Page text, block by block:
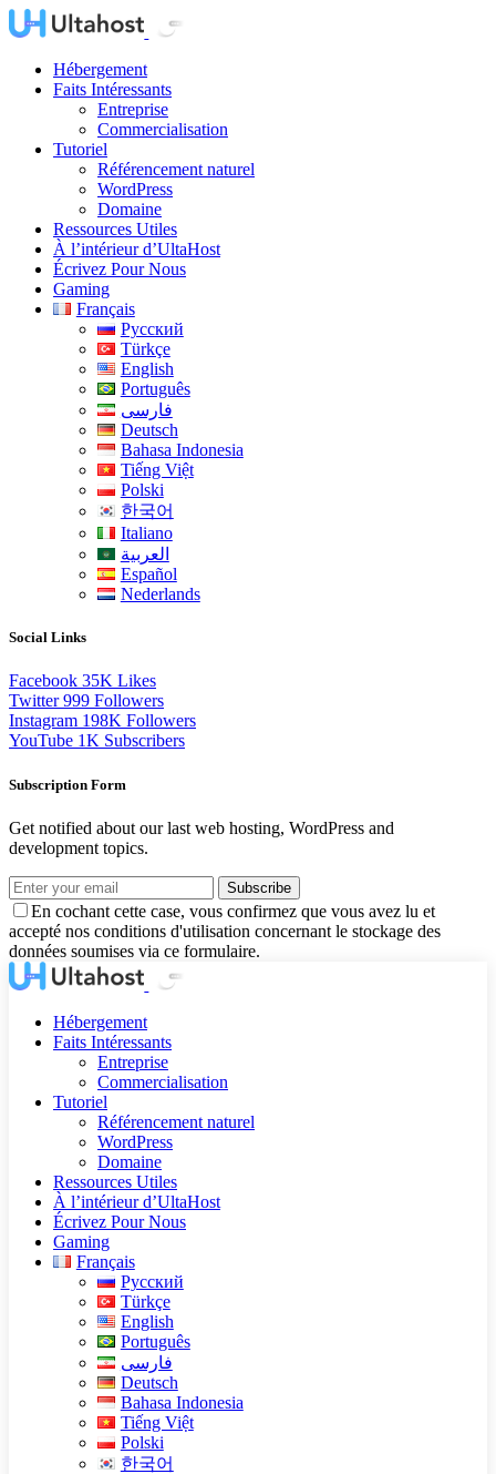
Hébergement
Faits Intéressants
Entreprise
Commercialisation
Tutoriel
Référencement naturel
WordPress
Domaine
Ressources Utiles
À l’intérieur d’UltaHost
Écrivez Pour Nous
Gaming
Français
Русский
Türkçe
English
Português
فارسی
Deutsch
Bahasa Indonesia
Tiếng Việt
Polski
한국어
Italiano
العربية
Español
Nederlands
Social Links
Facebook 35K Likes
Twitter 999 Followers
Instagram 198K Followers
YouTube 1K Subscribers
Subscription Form
Get notified about our last web hosting, WordPress and
development topics.
Subscribe
En cochant cette case, vous confirmez que vous avez lu et
accepté nos conditions d'utilisation concernant le stockage des
données soumises via ce formulaire.
Hébergement
Faits Intéressants
Entreprise
Commercialisation
Tutoriel
Référencement naturel
WordPress
Domaine
Ressources Utiles
À l’intérieur d’UltaHost
Écrivez Pour Nous
Gaming
Français
Русский
Türkçe
English
Português
فارسی
Deutsch
Bahasa Indonesia
Tiếng Việt
Polski
한국어